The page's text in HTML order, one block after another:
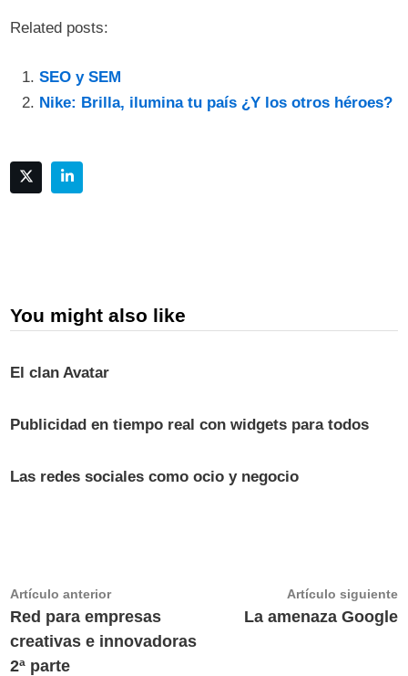
Related posts:
SEO y SEM
Nike: Brilla, ilumina tu país ¿Y los otros héroes?
You might also like
El clan Avatar
Publicidad en tiempo real con widgets para todos
Las redes sociales como ocio y negocio
Navegación
de
entradas
Artículo anteriorArtículo
anterior:
Red para empresas
creativas e innovadoras
2ª parte
Artículo siguiente
La amenaza Google